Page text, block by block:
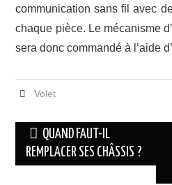
communication sans fil avec
chaque pièce. Le mécanisme
sera donc commandé à l’aide
Volet
Navigation
des
QUAND FAUT-IL
REMPLACER SES CHÂSSIS ?